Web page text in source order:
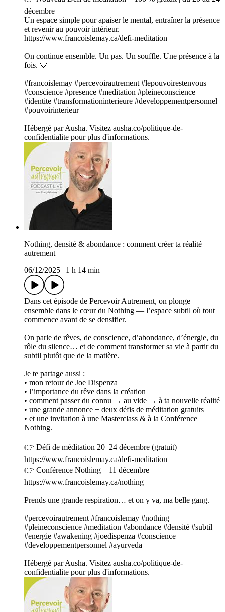
décembre
Un espace simple pour apaiser le mental, entraîner la présence
et revenir au pouvoir intérieur.
https://www.francoislemay.ca/defi-meditation
On continue ensemble. Un pas. Un souffle. Une présence à la
fois. 💛
#francoislemay #percevoirautrement #lepouvoirestenvous
#conscience #presence #meditation #pleineconscience
#identite #transformationinterieure #developpementpersonnel
#pouvoirinterieur
Hébergé par Ausha. Visitez ausha.co/politique-de-
confidentialite pour plus d'informations.
Nothing, densité & abondance : comment créer ta réalité
autrement
06/12/2025
1 h 14 min
Dans cet épisode de Percevoir Autrement, on plonge
ensemble dans le cœur du Nothing — l’espace subtil où tout
commence avant de se densifier.
On parle de rêves, de conscience, d’abondance, d’énergie, du
rôle du silence… et de comment transformer sa vie à partir du
subtil plutôt que de la matière.
Je te partage aussi :
• mon retour de Joe Dispenza
• l’importance du rêve dans la création
• comment passer du connu → au vide → à ta nouvelle réalité
• une grande annonce + deux défis de méditation gratuits
• et une invitation à une Masterclass & à la Conférence
Nothing.
👉 Défi de méditation 20–24 décembre (gratuit)
https://www.francoislemay.ca/defi-meditation
👉 Conférence Nothing – 11 décembre
https://www.francoislemay.ca/nothing
Prends une grande respiration… et on y va, ma belle gang.
#percevoirautrement #francoislemay #nothing
#pleineconscience #meditation #abondance #densité #subtil
#energie #awakening #joedispenza #conscience
#developpementpersonnel #ayurveda
Hébergé par Ausha. Visitez ausha.co/politique-de-
confidentialite pour plus d'informations.